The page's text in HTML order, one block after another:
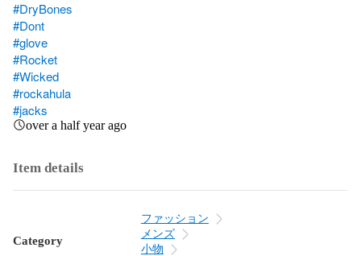
#DryBones
#Dont
#glove
#Rocket
#Wicked
#rockahula
#jacks
over a half year ago
Item details
Category
ファッション
メンズ
小物